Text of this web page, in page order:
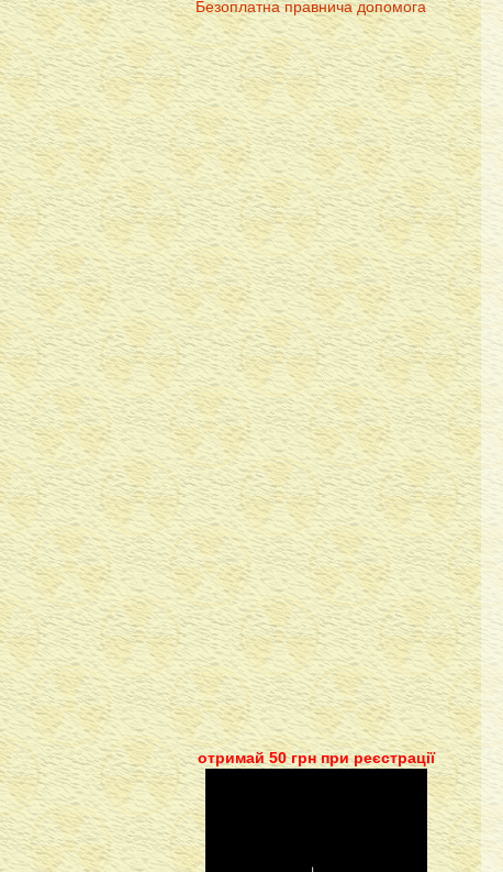
Безоплатна правнича допомога
отримай 50 грн при реєстрації